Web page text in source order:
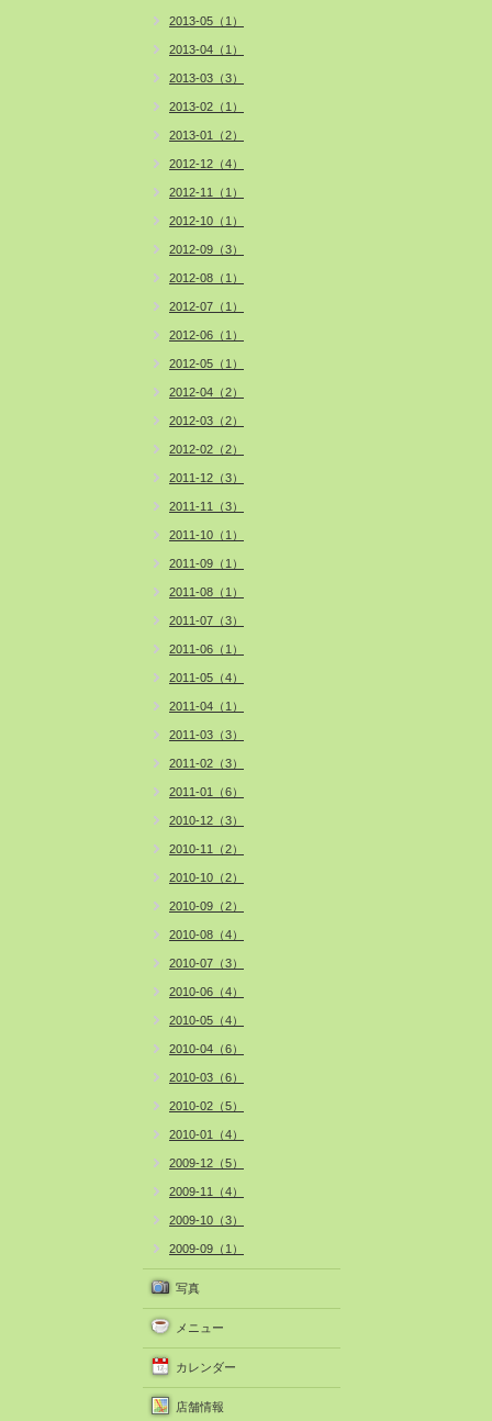
2013-05（1）
2013-04（1）
2013-03（3）
2013-02（1）
2013-01（2）
2012-12（4）
2012-11（1）
2012-10（1）
2012-09（3）
2012-08（1）
2012-07（1）
2012-06（1）
2012-05（1）
2012-04（2）
2012-03（2）
2012-02（2）
2011-12（3）
2011-11（3）
2011-10（1）
2011-09（1）
2011-08（1）
2011-07（3）
2011-06（1）
2011-05（4）
2011-04（1）
2011-03（3）
2011-02（3）
2011-01（6）
2010-12（3）
2010-11（2）
2010-10（2）
2010-09（2）
2010-08（4）
2010-07（3）
2010-06（4）
2010-05（4）
2010-04（6）
2010-03（6）
2010-02（5）
2010-01（4）
2009-12（5）
2009-11（4）
2009-10（3）
2009-09（1）
写真
メニュー
カレンダー
店舗情報